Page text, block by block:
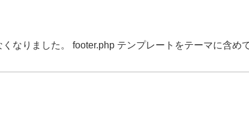
なりました。 footer.php テンプレートをテーマに含め